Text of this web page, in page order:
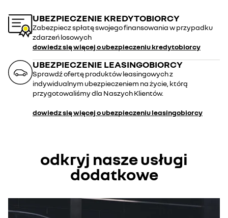
UBEZPIECZENIE KREDYTOBIORCY
Zabezpiecz spłatę swojego finansowania w przypadku
zdarzeń losowych
dowiedz się więcej o ubezpieczeniukredytobiorcy
UBEZPIECZENIE LEASINGOBIORCY
Sprawdź ofertę produktów leasingowych z
indywidualnym ubezpieczeniem na życie, którą
przygotowaliśmy dla Naszych Klientów.
dowiedz się więcej o ubezpieczeniu leasingobiorcy
odkryj nasze usługi
dodatkowe